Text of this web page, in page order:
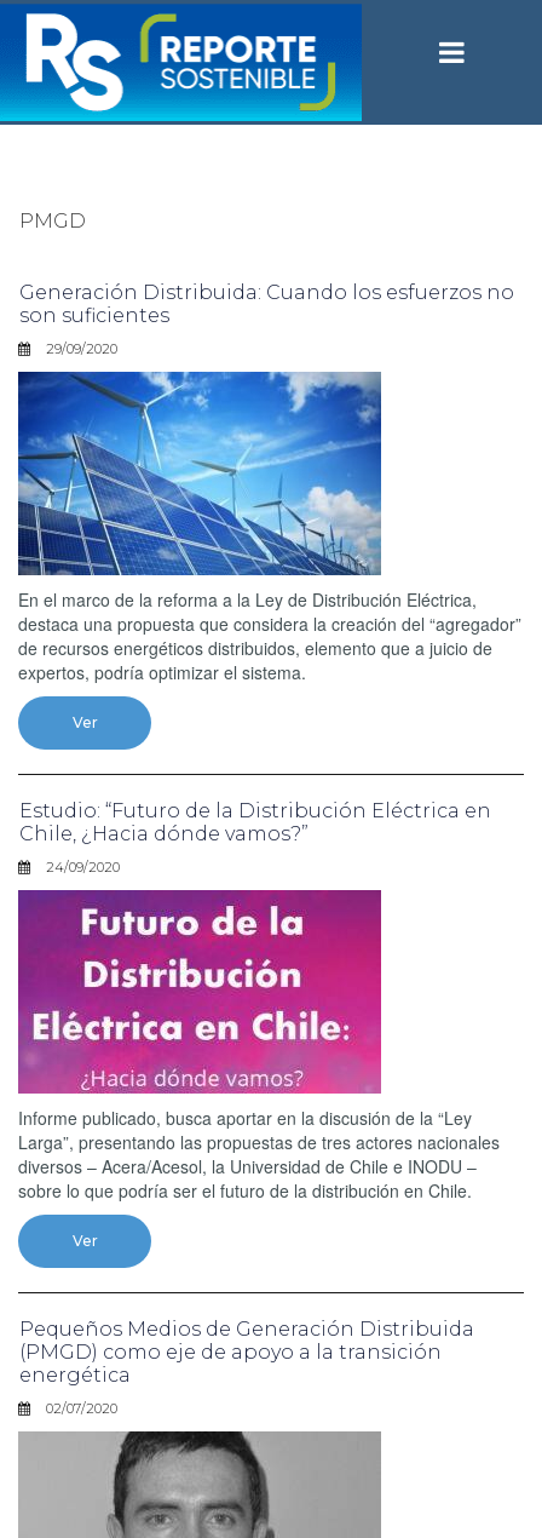
PMGD
Generación Distribuida: Cuando los esfuerzos no
son suficientes
29/09/2020
En el marco de la reforma a la Ley de Distribución Eléctrica,
destaca una propuesta que considera la creación del “agregador”
de recursos energéticos distribuidos, elemento que a juicio de
expertos, podría optimizar el sistema.
Ver
Estudio: “Futuro de la Distribución Eléctrica en
Chile, ¿Hacia dónde vamos?”
24/09/2020
Informe publicado, busca aportar en la discusión de la “Ley
Larga”, presentando las propuestas de tres actores nacionales
diversos – Acera/Acesol, la Universidad de Chile e INODU –
sobre lo que podría ser el futuro de la distribución en Chile.
Ver
Pequeños Medios de Generación Distribuida
(PMGD) como eje de apoyo a la transición
energética
02/07/2020